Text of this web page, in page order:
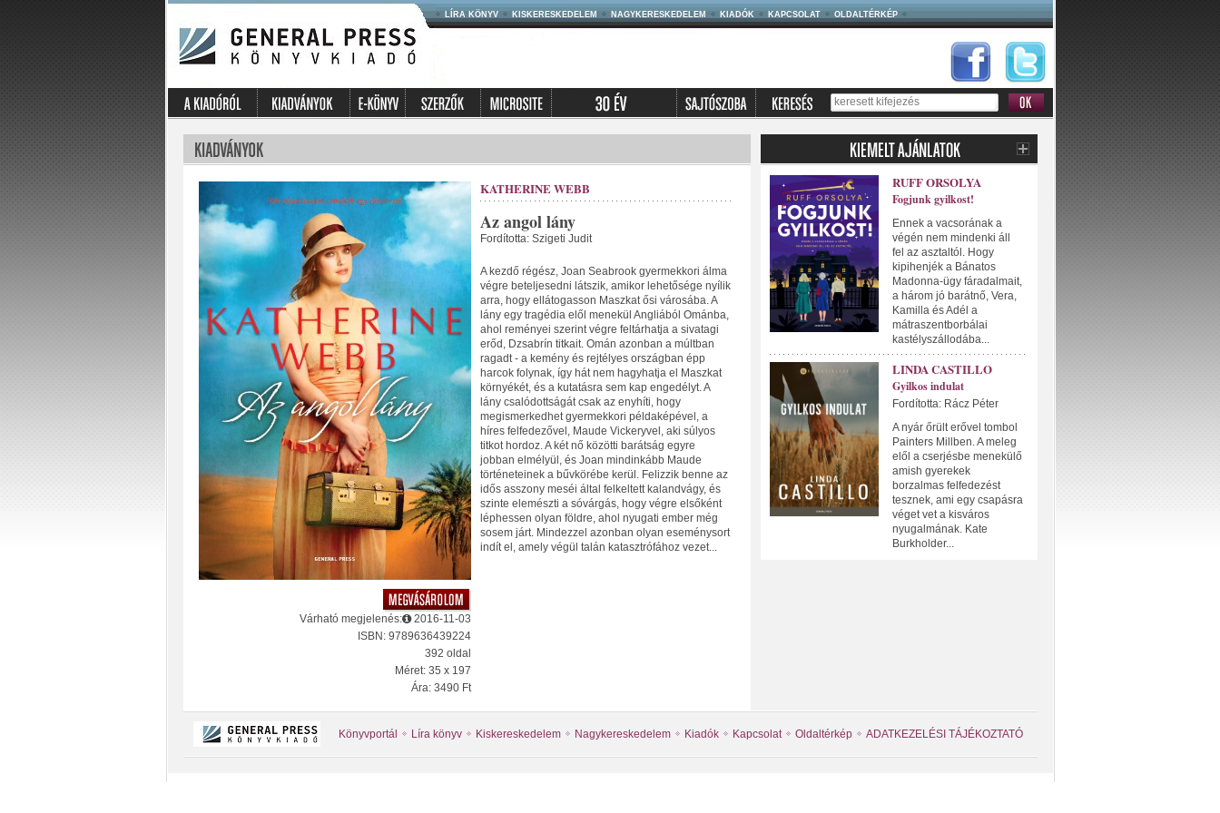
LÍRA KÖNYV KISKERESKEDELEM NAGYKERESKEDELEM KIADÓK KAPCSOLAT OLDALTÉRKÉP
Várható megjelenés:
2016-11-03
ISBN: 9789636439224
392 oldal
Méret: 35 x 197
Ára: 3490 Ft
KATHERINE WEBB
Az angol lány
Fordította: Szigeti Judit
A kezdő régész, Joan Seabrook gyermekkori álma
végre beteljesedni látszik, amikor lehetősége nyílik
arra, hogy ellátogasson Maszkat ősi városába. A
lány egy tragédia elől menekül Angliából Ománba,
ahol reményei szerint végre feltárhatja a sivatagi
erőd, Dzsabrín titkait. Omán azonban a múltban
ragadt - a kemény és rejtélyes országban épp
harcok folynak, így hát nem hagyhatja el Maszkat
környékét, és a kutatásra sem kap engedélyt. A
lány csalódottságát csak az enyhíti, hogy
megismerkedhet gyermekkori példaképével, a
híres felfedezővel, Maude Vickeryvel, aki súlyos
titkot hordoz. A két nő közötti barátság egyre
jobban elmélyül, és Joan mindinkább Maude
történeteinek a bűvkörébe kerül. Felizzik benne az
idős asszony meséi által felkeltett kalandvágy, és
szinte elemészti a sóvárgás, hogy végre elsőként
léphessen olyan földre, ahol nyugati ember még
sosem járt. Mindezzel azonban olyan eseménysort
indít el, amely végül talán katasztrófához vezet...
RUFF ORSOLYA
Fogjunk gyilkost!
Ennek a vacsorának a
végén nem mindenki áll
fel az asztaltól. Hogy
kipihenjék a Bánatos
Madonna-ügy fáradalmait,
a három jó barátnő, Vera,
Kamilla és Adél a
mátraszentborbálai
kastélyszállodába...
LINDA CASTILLO
Gyilkos indulat
Fordította: Rácz Péter
A nyár őrült erővel tombol
Painters Millben. A meleg
elől a cserjésbe menekülő
amish gyerekek
borzalmas felfedezést
tesznek, ami egy csapásra
véget vet a kisváros
nyugalmának. Kate
Burkholder...
Könyvportál Líra könyv Kiskereskedelem Nagykereskedelem Kiadók Kapcsolat Oldaltérkép ADATKEZELÉSI TÁJÉKOZTATÓ